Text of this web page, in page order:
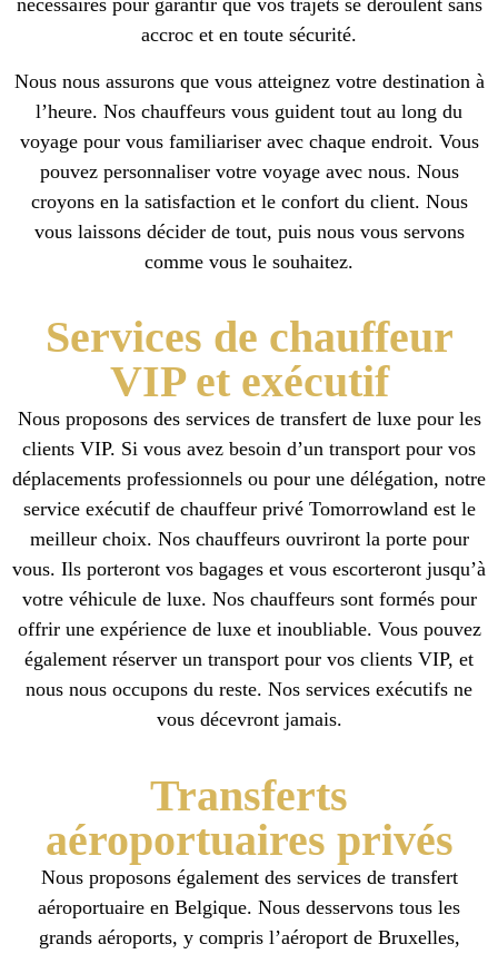
nécessaires pour garantir que vos trajets se déroulent sans
accroc et en toute sécurité.
Nous nous assurons que vous atteignez votre destination à
l’heure. Nos chauffeurs vous guident tout au long du
voyage pour vous familiariser avec chaque endroit. Vous
pouvez personnaliser votre voyage avec nous. Nous
croyons en la satisfaction et le confort du client. Nous
vous laissons décider de tout, puis nous vous servons
comme vous le souhaitez.
Services de chauffeur
VIP et exécutif
Nous proposons des services de transfert de luxe pour les
clients VIP. Si vous avez besoin d’un transport pour vos
déplacements professionnels ou pour une délégation, notre
service exécutif de chauffeur privé Tomorrowland est le
meilleur choix. Nos chauffeurs ouvriront la porte pour
vous. Ils porteront vos bagages et vous escorteront jusqu’à
votre véhicule de luxe. Nos chauffeurs sont formés pour
offrir une expérience de luxe et inoubliable. Vous pouvez
également réserver un transport pour vos clients VIP, et
nous nous occupons du reste. Nos services exécutifs ne
vous décevront jamais.
Transferts
aéroportuaires privés
Nous proposons également des services de transfert
aéroportuaire en Belgique. Nous desservons tous les
grands aéroports, y compris l’aéroport de Bruxelles,